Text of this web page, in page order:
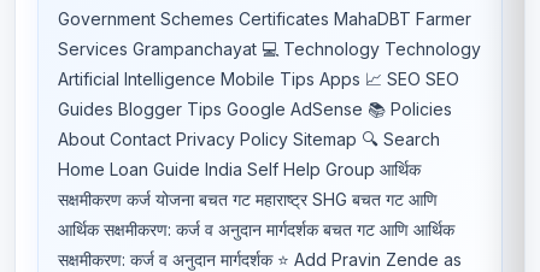
Government Schemes Certificates MahaDBT Farmer
Services Grampanchayat 💻 Technology Technology
Artificial Intelligence Mobile Tips Apps 📈 SEO SEO
Guides Blogger Tips Google AdSense 📚 Policies
About Contact Privacy Policy Sitemap 🔍 Search
Home Loan Guide India Self Help Group आर्थिक
सक्षमीकरण कर्ज योजना बचत गट महाराष्ट्र SHG बचत गट आणि
आर्थिक सक्षमीकरण: कर्ज व अनुदान मार्गदर्शक बचत गट आणि आर्थिक
सक्षमीकरण: कर्ज व अनुदान मार्गदर्शक ⭐ Add Pravin Zende as